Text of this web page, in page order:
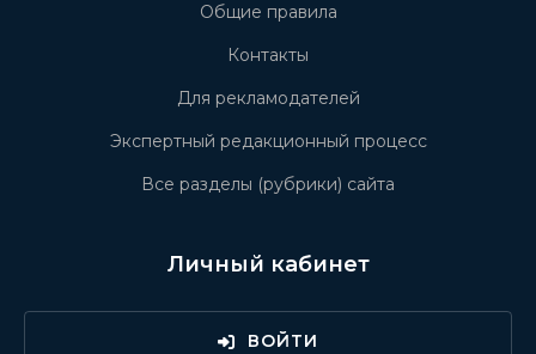
Общие правила
Контакты
Для рекламодателей
Экспертный редакционный процесс
Все разделы (рубрики) сайта
Личный кабинет
ВОЙТИ